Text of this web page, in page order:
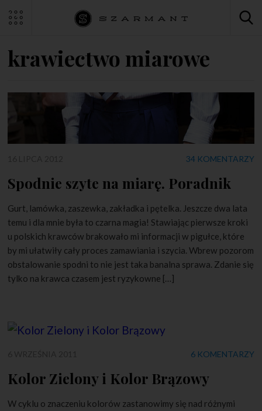
krawiectwo miarowe
34 KOMENTARZY
Spodnie szyte na miarę. Poradnik
Gurt, lamówka, zaszewka, zakładka i pętelka. Jeszcze dwa lata
temu i dla mnie była to czarna magia! Stawiając pierwsze kroki
u polskich krawców brakowało mi informacji w pigułce, które
by mi ułatwiły cały proces zamawiania i szycia. Wbrew pozorom
obstalowanie spodni to nie jest taka banalna sprawa. Zdanie się
tylko na krawca czasem jest ryzykowne […]
6 KOMENTARZY
Kolor Zielony i Kolor Brązowy
W cyklu o znaczeniu kolorów zastanowimy się nad różnymi